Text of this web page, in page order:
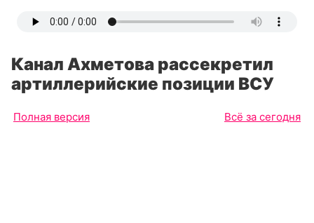
Канал Ахметова рассекретил
артиллерийские позиции ВСУ
Полная версия Всё за сегодня